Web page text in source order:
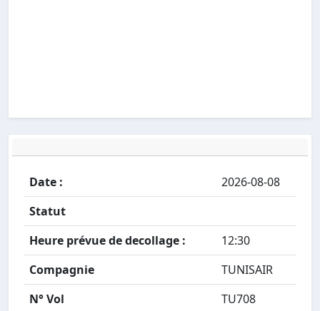
Date :
2026-08-08
Statut
Heure prévue de decollage :
12:30
Compagnie
TUNISAIR
N° Vol
TU708